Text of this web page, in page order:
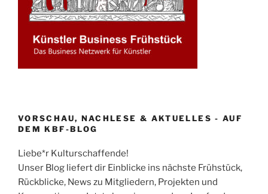
VORSCHAU, NACHLESE & AKTUELLES - AUF
DEM KBF-BLOG
Liebe*r Kulturschaffende!
Unser Blog liefert dir Einblicke ins nächste Frühstück,
Rückblicke, News zu Mitgliedern, Projekten und